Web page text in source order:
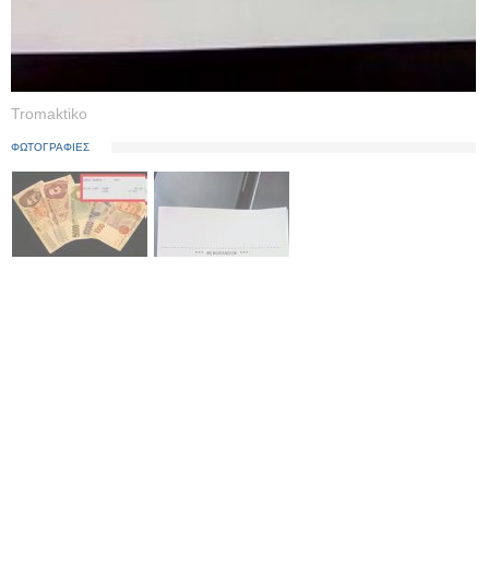
Tromaktiko
ΦΩΤΟΓΡΑΦΙΕΣ